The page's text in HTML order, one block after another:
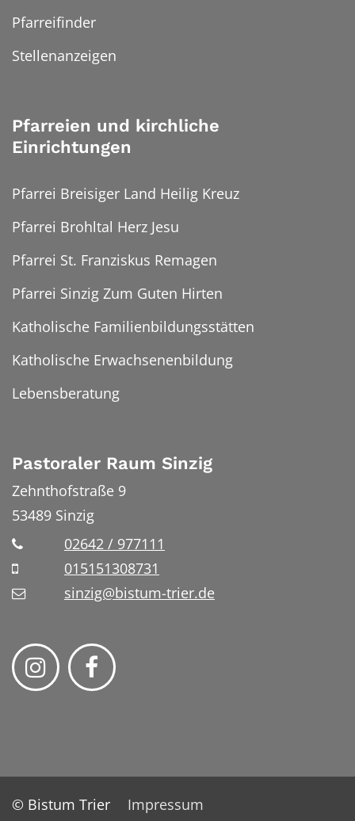
Pfarreifinder
Stellenanzeigen
Pfarreien und kirchliche
Einrichtungen
Pfarrei Breisiger Land Heilig Kreuz
Pfarrei Brohltal Herz Jesu
Pfarrei St. Franziskus Remagen
Pfarrei Sinzig Zum Guten Hirten
Katholische Familienbildungsstätten
Katholische Erwachsenenbildung
Lebensberatung
Pastoraler Raum Sinzig
Zehnthofstraße 9
53489 Sinzig
02642 / 977111
015151308731
sinzig@bistum-trier.de
© Bistum Trier
Impressum